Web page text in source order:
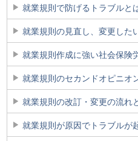
就業規則で防げるトラブルと
就業規則の見直し、変更した
就業規則作成に強い社会保険
就業規則のセカンドオピニオ
就業規則の改訂・変更の流れ
就業規則が原因でトラブルが